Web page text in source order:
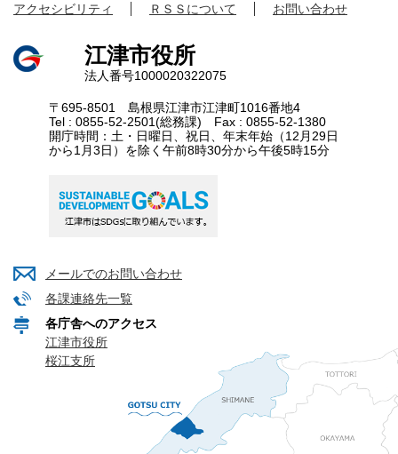
アクセシビリティ
ＲＳＳについて お問い合わせ
江津市役所
法人番号1000020322075
〒695-8501 島根県江津市江津町1016番地4
Tel : 0855-52-2501(総務課) Fax : 0855-52-1380
開庁時間：土・日曜日、祝日、年末年始（12月29日
から1月3日）を除く午前8時30分から午後5時15分
メールでのお問い合わせ
各課連絡先一覧
各庁舎へのアクセス
江津市役所
桜江支所